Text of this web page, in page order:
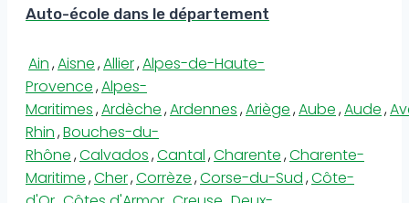
Auto-école dans le département
Ain,Aisne,Allier,Alpes-de-Haute-
Provence,Alpes-
Maritimes,Ardèche,Ardennes,Ariège,Aube,Aude,
Rhin,Bouches-du-
Rhône,Calvados,Cantal,Charente,Charente-
Maritime,Cher,Corrèze,Corse-du-Sud,Côte-